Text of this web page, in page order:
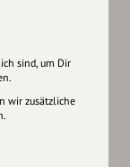
sind, um Dir
wir zusätzliche